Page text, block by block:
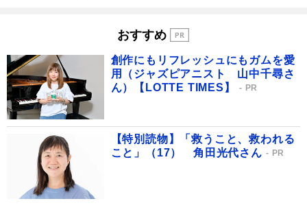
おすすめ
創作にもリフレッシュにもガムを愛
用（ジャズピアニスト 山中千尋さ
ん）【LOTTE TIMES】
PR
【特別読物】「救うこと、救われる
こと」（17） 角田光代さん
PR